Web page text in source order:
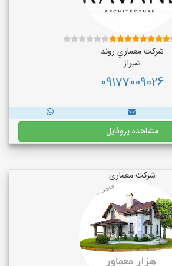
شركت معماري روند
شیراز
09177009026
مشاهده پروفایل
شرکت معماری